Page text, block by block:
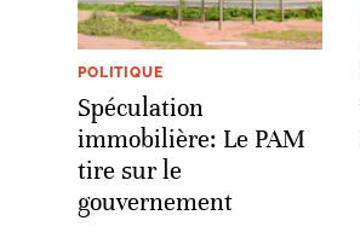
POLITIQUE
Spéculation
immobilière: Le PAM
tire sur le
gouvernement